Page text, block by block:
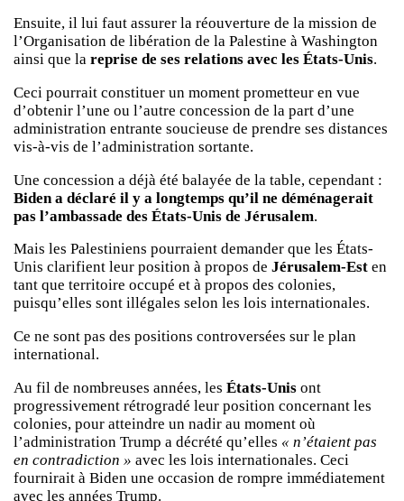
Ensuite, il lui faut assurer la réouverture de la mission de
l’Organisation de libération de la Palestine à Washington
ainsi que la reprise de ses relations avec les États-Unis.
Ceci pourrait constituer un moment prometteur en vue
d’obtenir l’une ou l’autre concession de la part d’une
administration entrante soucieuse de prendre ses distances
vis-à-vis de l’administration sortante.
Une concession a déjà été balayée de la table, cependant :
Biden a déclaré il y a longtemps qu’il ne déménagerait
pas l’ambassade des États-Unis de Jérusalem.
Mais les Palestiniens pourraient demander que les États-
Unis clarifient leur position à propos de Jérusalem-Est en
tant que territoire occupé et à propos des colonies,
puisqu’elles sont illégales selon les lois internationales.
Ce ne sont pas des positions controversées sur le plan
international.
Au fil de nombreuses années, les États-Unis ont
progressivement rétrogradé leur position concernant les
colonies, pour atteindre un nadir au moment où
l’administration Trump a décrété qu’elles « n’étaient pas
en contradiction » avec les lois internationales. Ceci
fournirait à Biden une occasion de rompre immédiatement
avec les années Trump.